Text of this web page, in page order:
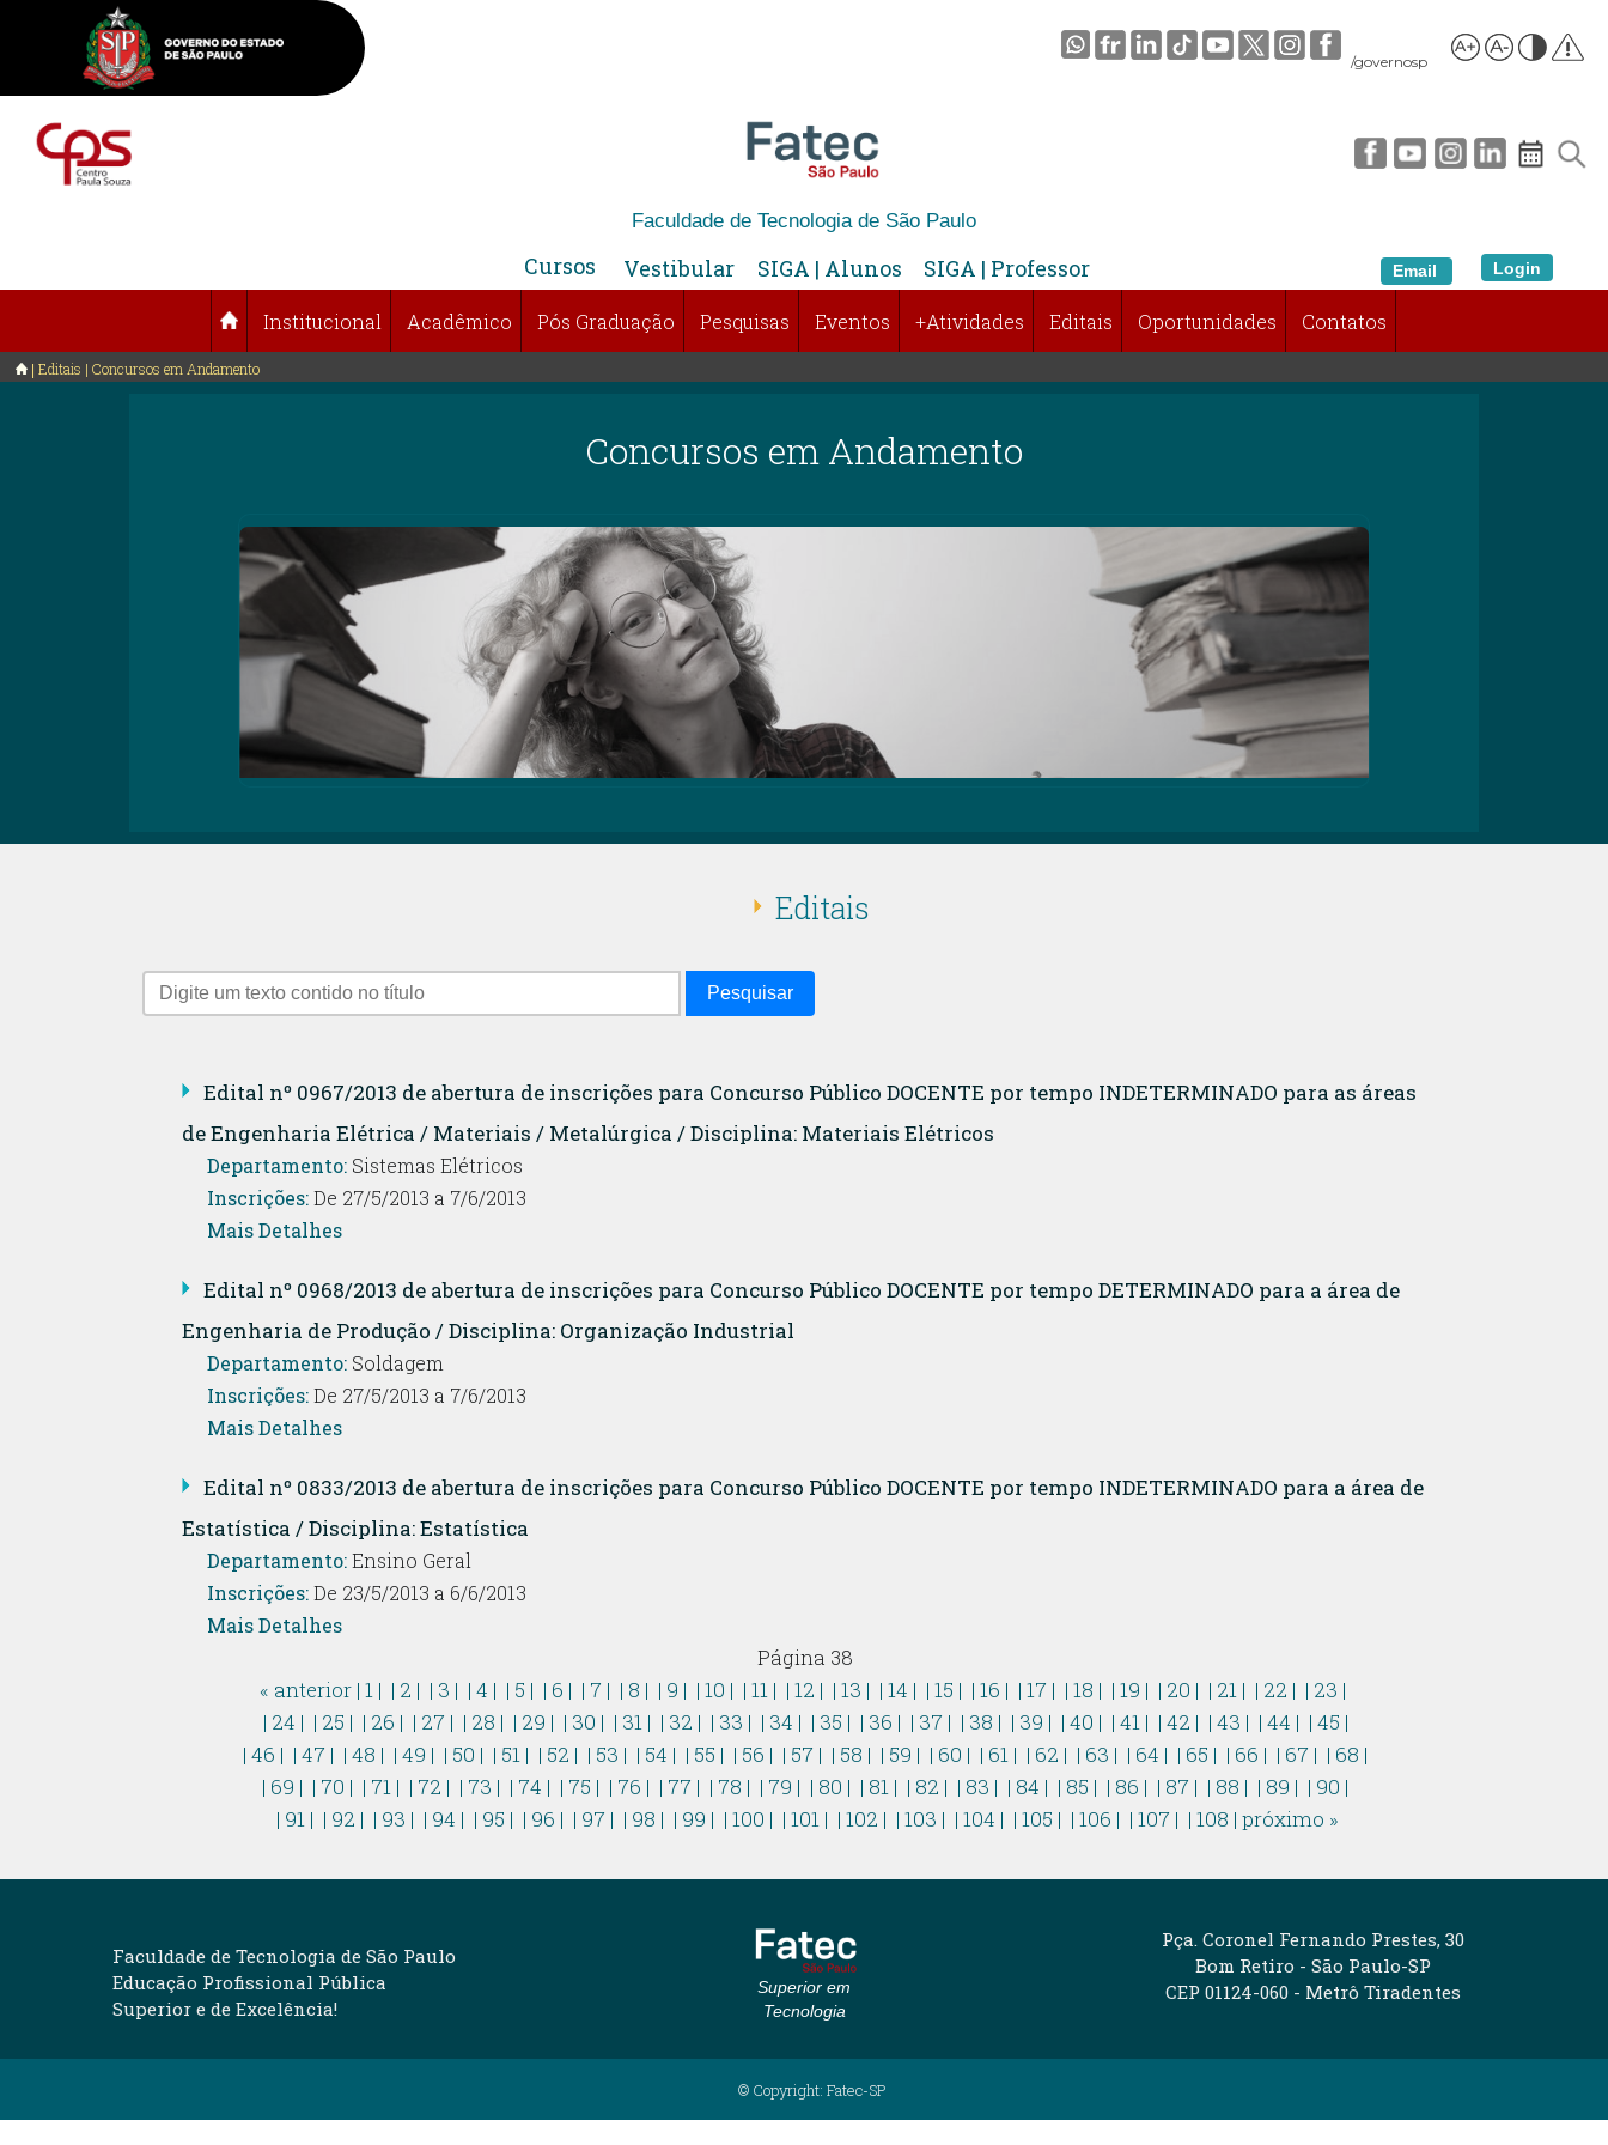
/governosp
Email
Faculdade de Tecnologia de São Paulo
Cursos Vestibular SIGA | Alunos SIGA | Professor
Institucional Acadêmico Pós Graduação Pesquisas Eventos +Atividades Editais Oportunidades Contatos
Login
Editais | Concursos em Andamento
Concursos em Andamento
Editais
Pesquisar
Edital nº 0967/2013 de abertura de inscrições para Concurso Público DOCENTE por tempo INDETERMINADO para as áreas
de Engenharia Elétrica / Materiais / Metalúrgica / Disciplina: Materiais Elétricos
Departamento:Sistemas Elétricos
Inscrições:De 27/5/2013 a 7/6/2013
Mais Detalhes
Edital nº 0968/2013 de abertura de inscrições para Concurso Público DOCENTE por tempo DETERMINADO para a área de
Engenharia de Produção / Disciplina: Organização Industrial
Departamento:Soldagem
Inscrições:De 27/5/2013 a 7/6/2013
Mais Detalhes
Edital nº 0833/2013 de abertura de inscrições para Concurso Público DOCENTE por tempo INDETERMINADO para a área de
Estatística / Disciplina: Estatística
Departamento:Ensino Geral
Inscrições:De 23/5/2013 a 6/6/2013
Mais Detalhes
Página 38
« anterior | 1 | | 2 | | 3 | | 4 | | 5 | | 6 | | 7 | | 8 | | 9 | | 10 | | 11 | | 12 | | 13 | | 14 | | 15 | | 16 | | 17 | | 18 | | 19 | | 20 | | 21 | | 22 | | 23 |
| 24 | | 25 | | 26 | | 27 | | 28 | | 29 | | 30 | | 31 | | 32 | | 33 | | 34 | | 35 | | 36 | | 37 | | 38 | | 39 | | 40 | | 41 | | 42 | | 43 | | 44 | | 45 |
| 46 | | 47 | | 48 | | 49 | | 50 | | 51 | | 52 | | 53 | | 54 | | 55 | | 56 | | 57 | | 58 | | 59 | | 60 | | 61 | | 62 | | 63 | | 64 | | 65 | | 66 | | 67 | | 68 |
| 69 | | 70 | | 71 | | 72 | | 73 | | 74 | | 75 | | 76 | | 77 | | 78 | | 79 | | 80 | | 81 | | 82 | | 83 | | 84 | | 85 | | 86 | | 87 | | 88 | | 89 | | 90 |
| 91 | | 92 | | 93 | | 94 | | 95 | | 96 | | 97 | | 98 | | 99 | | 100 | | 101 | | 102 | | 103 | | 104 | | 105 | | 106 | | 107 | | 108 |próximo »
Superior em
Tecnologia
Faculdade de Tecnologia de São Paulo
Educação Profissional Pública
Superior e de Excelência!
Pça. Coronel Fernando Prestes, 30
Bom Retiro - São Paulo-SP
CEP 01124-060 - Metrô Tiradentes
© Copyright: Fatec-SP